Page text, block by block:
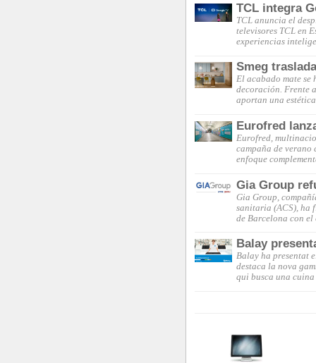
TCL integra
TCL anuncia el
televisores TCL en
experiencias
Smeg
El acabado mate se
decoración. Frente
aportan una
Eurofred
Eurofred,
campaña de verano
enfoque
Gia Group
Gia Group,
sanitaria (ACS), ha
de Barcelona con
Balay
Balay ha presentat
destaca la nova
qui busca una